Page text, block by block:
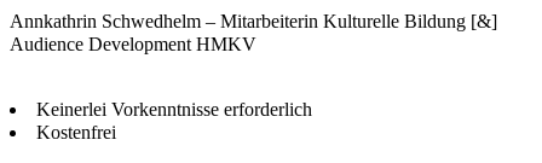
Annkathrin Schwedhelm – Mitarbeiterin Kulturelle Bildung [&]
Audience Development HMKV
Keinerlei Vorkenntnisse erforderlich
Kostenfrei